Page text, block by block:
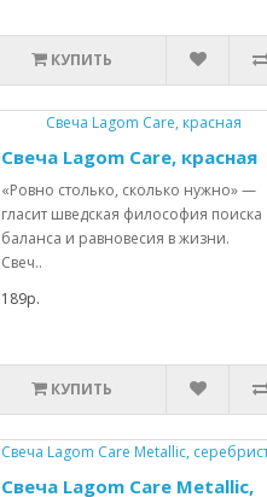
КУПИТЬ
Свеча Lagom Care, красная
«Ровно столько, сколько нужно» —
гласит шведская философия поиска
баланса и равновесия в жизни.
Свеч..
189р.
КУПИТЬ
Свеча Lagom Care Metallic,